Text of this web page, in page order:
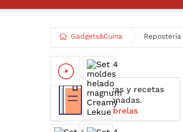
Gadgets&Cuina Repostería
Técnicas y recetas
relacionadas.
Descúbrelas